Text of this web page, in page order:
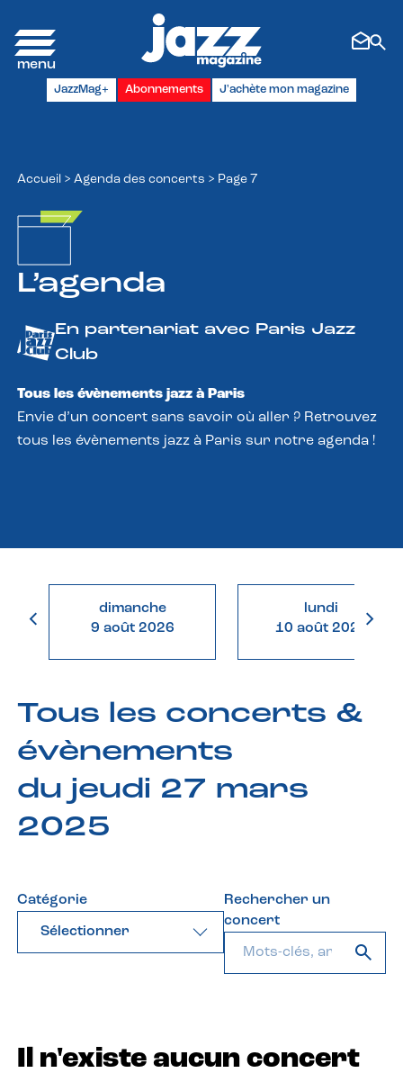
JazzMag+ Abonnements J'achète mon magazine
Accueil > Agenda des concerts > Page 7
L’agenda
En partenariat avec Paris Jazz
Club
Tous les évènements jazz à Paris
Envie d’un concert sans savoir où aller ? Retrouvez
tous les évènements jazz à Paris sur notre agenda !
dimanche
9 août 2026
lundi
10 août 2026
Tous les concerts &
évènements
du jeudi 27 mars
2025
Catégorie
Sélectionner
Rechercher un
concert
Il n'existe aucun concert